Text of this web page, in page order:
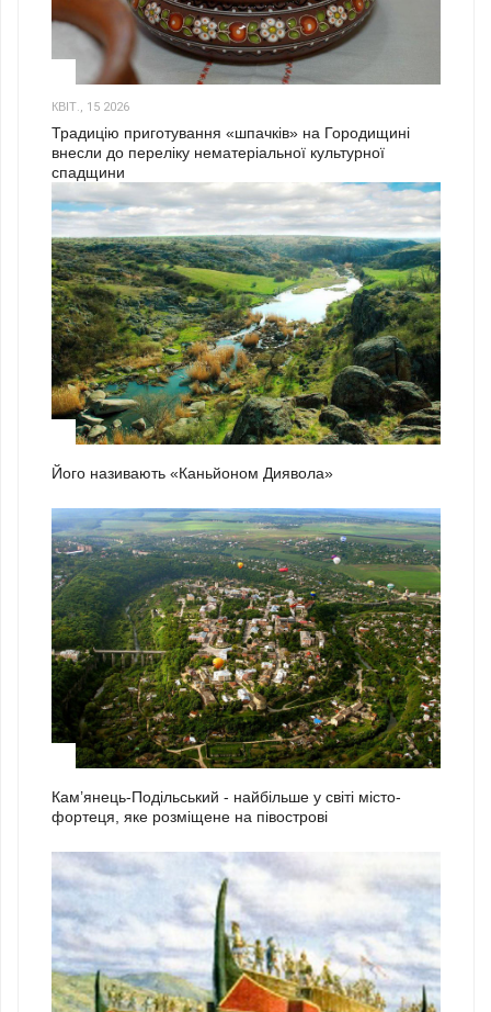
КВІТ., 15 2026
Традицію приготування «шпачків» на Городищині
внесли до переліку нематеріальної культурної
спадщини
Його називають «Каньйоном Диявола»
Кам’янець-Подільський - найбільше у світі місто-
фортеця, яке розміщене на півострові